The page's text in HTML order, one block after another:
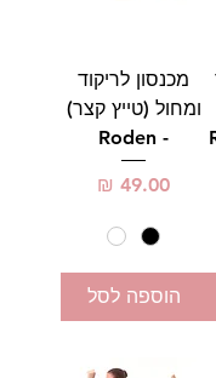
מכנסון לריקוד
ומחול (טייץ קצר)
- Roden
מחיר
הוספה לסל